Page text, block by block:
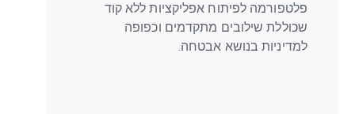
פלטפורמה לפיתוח אפליקציות ללא קוד
שכוללת שילובים מתקדמים וכפופה
למדיניות בנושא אבטחה.